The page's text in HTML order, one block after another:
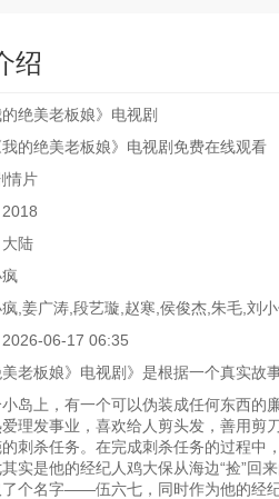
绍
绝美老板娘》电视剧
的绝美老板娘》电视剧免费在线观看
情片
陆
,姜广涛,段艺璇,赵寒,侯俊杰,朱毛,刘
06-17 06:35
美老板娘》电视剧》是根据一个真实
上，有一个可以伪装成任何东西的廉
理发事业，喜欢给人剪头发，善用
刺杀任务。在完成刺杀任务的过程中
是他的经纪人鸡大保从海边“捡”回来
了个名字——伍六七，同时作为他的经